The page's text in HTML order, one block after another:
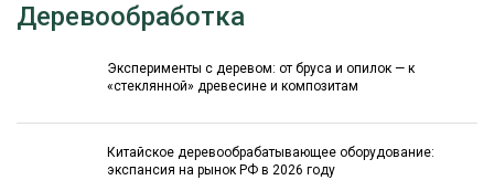
Деревообработка
Эксперименты с деревом: от бруса и опилок — к
«стеклянной» древесине и композитам
Китайское деревообрабатывающее оборудование:
экспансия на рынок РФ в 2026 году